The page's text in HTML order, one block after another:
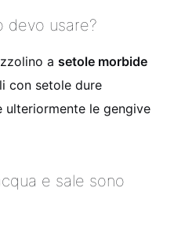
devo usare?
a setole morbide
con setole dure
ulteriormente le gengive
e sale sono